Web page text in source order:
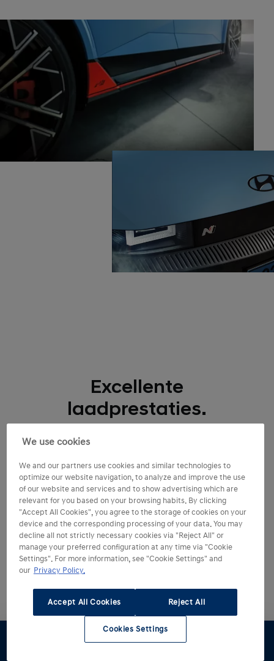
Excellente
laadprestaties.
’s Nachts thuis opladen of binnen enkele minuten bij
biedt een scala aan flexibele laadmogelijkheden. Het
E-GMP-platform is standaard geschikt voor 400V- en
800V-opladen, zonder dat daarvoor extra
componenten of adapters nodig zijn.
Hoeveel km bedraagt
jouw dagelijkse woon-
werkafstand?
Bereken op basis van woon-werkafstand het aantal
We use cookies
We and our partners use cookies and similar technologies to
optimize our website navigation, to analyze and improve the use
of our website and services and to show advertising which are
relevant for you based on your browsing habits. By clicking
"Accept All Cookies", you agree to the storage of cookies on your
device and the corresponding processing of your data. You may
decline all not strictly necessary cookies via "Reject All" or
manage your preferred configuration at any time via "Cookie
Settings". For more information, see "Cookie Settings" and
our Privacy Policy.
Accept All Cookies Reject All
Cookies Settings